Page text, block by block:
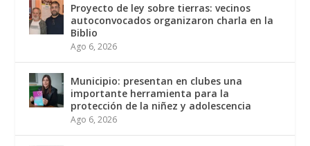
Proyecto de ley sobre tierras: vecinos
autoconvocados organizaron charla en la
Biblio
Ago 6, 2026
Municipio: presentan en clubes una
importante herramienta para la
protección de la niñez y adolescencia
Ago 6, 2026